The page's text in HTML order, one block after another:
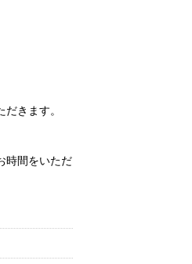
きます。
時間をいただ